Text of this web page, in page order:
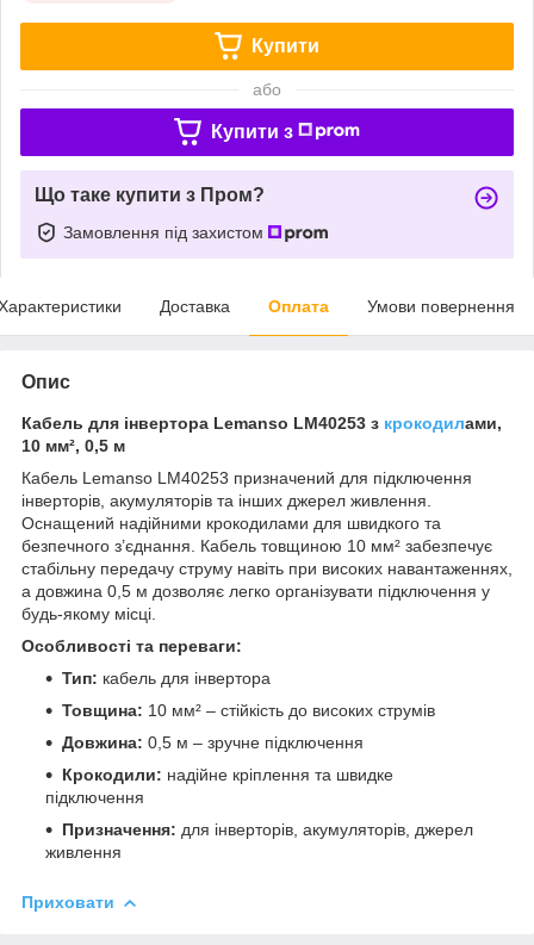
Купити
або
Купити з
Що таке купити з Пром?
Замовлення під захистом
Доставка Оплата Умови повернення
Опис
Кабель для інвертора Lemanso LM40253 з крокодилами,
10 мм², 0,5 м
Кабель Lemanso LM40253 призначений для підключення
інверторів, акумуляторів та інших джерел живлення.
Оснащений надійними крокодилами для швидкого та
безпечного з’єднання. Кабель товщиною 10 мм² забезпечує
стабільну передачу струму навіть при високих навантаженнях,
а довжина 0,5 м дозволяє легко організувати підключення у
будь-якому місці.
Особливості та переваги:
Тип: кабель для інвертора
Товщина: 10 мм² – стійкість до високих струмів
Довжина: 0,5 м – зручне підключення
Крокодили: надійне кріплення та швидке
підключення
Призначення: для інверторів, акумуляторів, джерел
живлення
Приховати